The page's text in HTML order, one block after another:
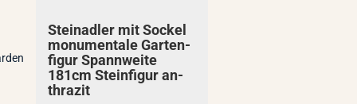
Stein­ad­ler mit So­ckel
mo­nu­men­ta­le Gar­ten­
fi­gur Spann­wei­te
181cm Stein­fi­gur an­
thra­zit